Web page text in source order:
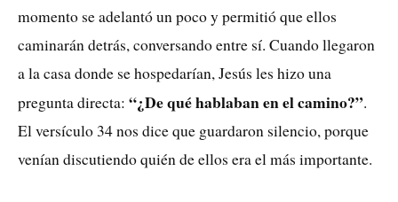
momento se adelantó un poco y permitió que ellos
caminarán detrás, conversando entre sí. Cuando llegaron
a la casa donde se hospedarían, Jesús les hizo una
pregunta directa: “¿De qué hablaban en el camino?”.
El versículo 34 nos dice que guardaron silencio, porque
venían discutiendo quién de ellos era el más importante.